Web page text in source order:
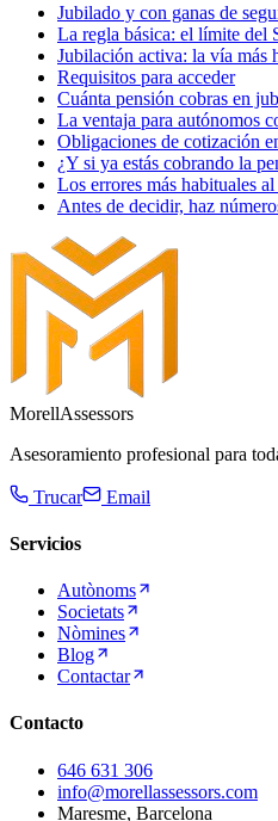
Jubilado y con ganas de
La regla básica: el límite del
Jubilación activa: la vía más
Requisitos para acceder
Cuánta pensión cobras en
La ventaja para autónomos
Obligaciones de cotización
¿Y si ya estás cobrando la
Los errores más habituales
Antes de decidir, haz
MorellAssessors
Asesoramiento profesional para
Trucar Email
Servicios
Autònoms
Societats
Nòmines
Blog
Contactar
Contacto
646 631 306
info@morellassessors.com
Maresme, Barcelona